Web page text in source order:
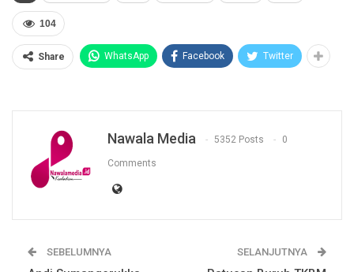
104
Share WhatsApp Facebook Twitter
Nawala Media 5352 Posts 0
Comments
SEBELUMNYA SELANJUTNYA